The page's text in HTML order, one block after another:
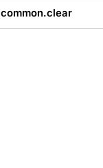
common.clear